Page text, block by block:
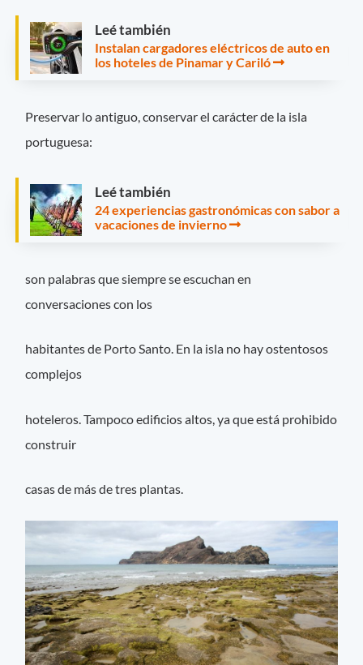
Leé también
Instalan cargadores eléctricos de auto en
los hoteles de Pinamar y Cariló
Preservar lo antiguo, conservar el carácter de la isla
portuguesa:
Leé también
24 experiencias gastronómicas con sabor a
vacaciones de invierno
son palabras que siempre se escuchan en
conversaciones con los
habitantes de Porto Santo. En la isla no hay ostentosos
complejos
hoteleros. Tampoco edificios altos, ya que está prohibido
construir
casas de más de tres plantas.